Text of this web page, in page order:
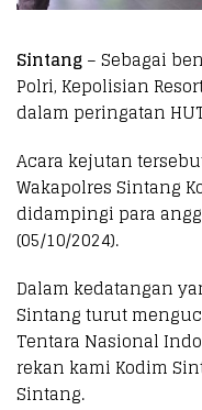
Sintang– Sebagai
Polri, Kepolisian
dalam peringatan
Acara kejutan
Wakapolres Sintang
didampingi para
(05/10/2024).
Dalam kedatangan
Sintang turut
Tentara Nasional
rekan kami Kodim
Sintang.